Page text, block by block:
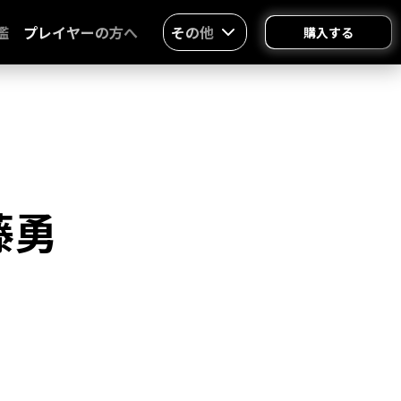
プレイヤーの方へ その他 購入する